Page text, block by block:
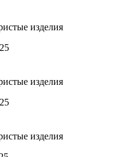
изделия
изделия
изделия